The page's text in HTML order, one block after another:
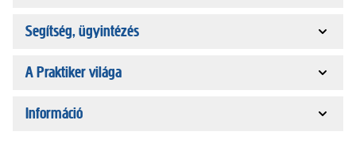
Segítség, ügyintézés
A Praktiker világa
Információ